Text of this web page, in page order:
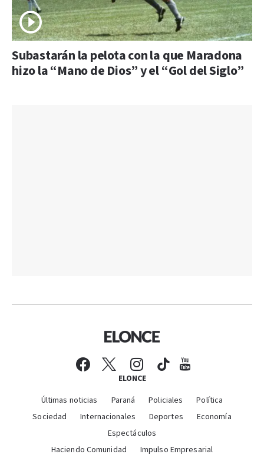
Subastarán la pelota con la que Maradona
hizo la “Mano de Dios” y el “Gol del Siglo”
ELONCE
Últimas noticias Paraná Policiales
Política
Sociedad
Internacionales Deportes
Economía
Espectáculos
Haciendo Comunidad
Impulso Empresarial